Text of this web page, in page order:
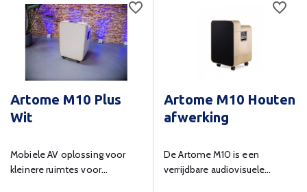
Artome M10 Plus
Wit
Mobiele AV oplossing voor
kleinere ruimtes voor
Artome M10 Houten
afwerking
De Artome M10 is een
verrijdbare audiovisuele